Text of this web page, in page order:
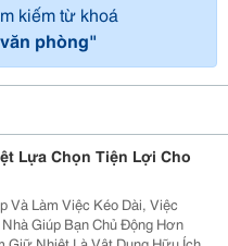
kiếm từ khoá
phòng"
Lựa Chọn Tiện Lợi Cho
Và Làm Việc Kéo Dài, Việc
Giúp Bạn Chủ Động Hơn